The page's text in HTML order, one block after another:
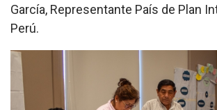
García, Representante País de Plan
Perú.